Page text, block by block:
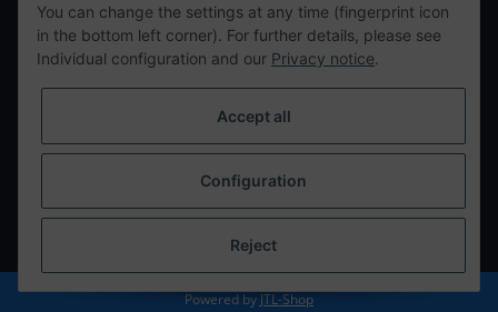
tweet
teilen
Withdraw from contract
shipping fees
Powered by JTL-Shop
You can change the settings at any time (fingerprint icon
in the bottom left corner). For further details, please see
Individual configuration and our Privacy notice.
Accept all
Configuration
Reject